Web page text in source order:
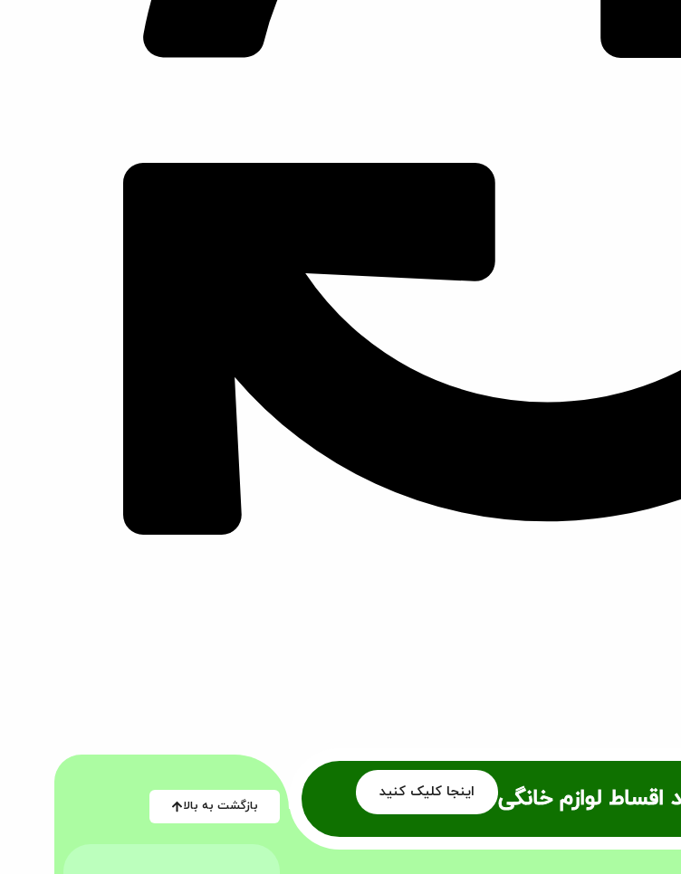
لوازم خانگی اینجا کلیک کنید
بازگشت به بالا